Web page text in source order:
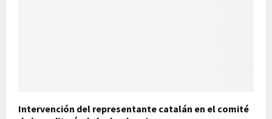
Intervención del representante catalán en el comité